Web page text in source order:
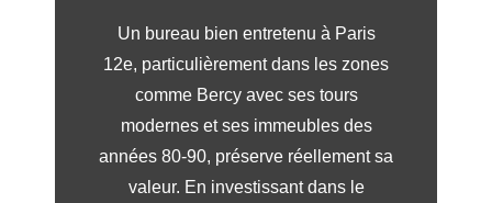
Un bureau bien entretenu à Paris
12e, particulièrement dans les zones
comme Bercy avec ses tours
modernes et ses immeubles des
années 80-90, préserve réellement sa
valeur. En investissant dans le